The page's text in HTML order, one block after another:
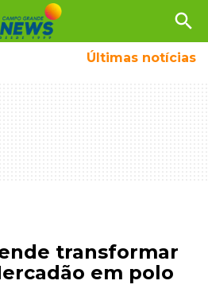
search
Últimas notícias
transformar
em polo